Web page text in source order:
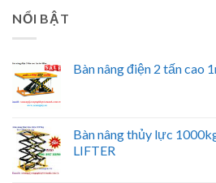
NỔI BẬT
Bàn nâng điện 2 tấn
Bàn nâng thủy lực
LIFTER